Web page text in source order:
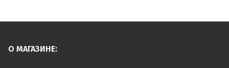
О МАГАЗИНЕ: